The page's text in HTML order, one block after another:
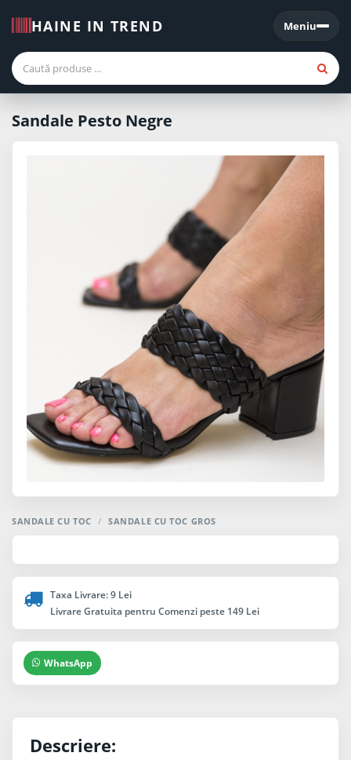
HAINE IN TREND Meniu
Meniu
Sandale Pesto Negre
SANDALE CU TOC / SANDALE CU TOC GROS
Taxa Livrare: 9 Lei
Livrare Gratuita pentru Comenzi peste 149 Lei
WhatsApp
Descriere: